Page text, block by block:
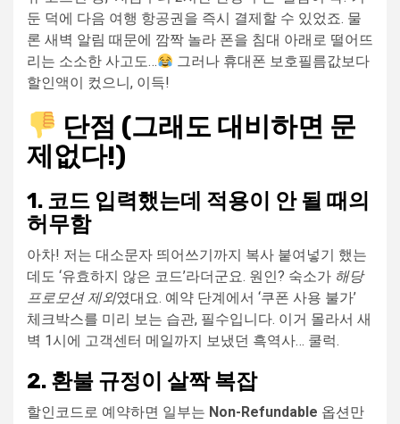
둔 덕에 다음 여행 항공권을 즉시 결제할 수 있었죠. 물
론 새벽 알림 때문에 깜짝 놀라 폰을 침대 아래로 떨어뜨
리는 소소한 사고도…
그러나 휴대폰 보호필름값보다
할인액이 컸으니, 이득!
단점 (그래도 대비하면 문
제없다!)
1. 코드 입력했는데 적용이 안 될 때의
허무함
아차! 저는 대소문자 띄어쓰기까지 복사 붙여넣기 했는
데도 ‘유효하지 않은 코드’라더군요. 원인? 숙소가 해당
프로모션 제외였대요. 예약 단계에서 ‘쿠폰 사용 불가’
체크박스를 미리 보는 습관, 필수입니다. 이거 몰라서 새
벽 1시에 고객센터 메일까지 보냈던 흑역사… 쿨럭.
2. 환불 규정이 살짝 복잡
할인코드로 예약하면 일부는 Non-Refundable 옵션만